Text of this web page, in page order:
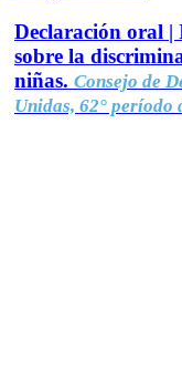
Declaración oral
sobre la
niñas. Consejo de
Unidas, 62° período